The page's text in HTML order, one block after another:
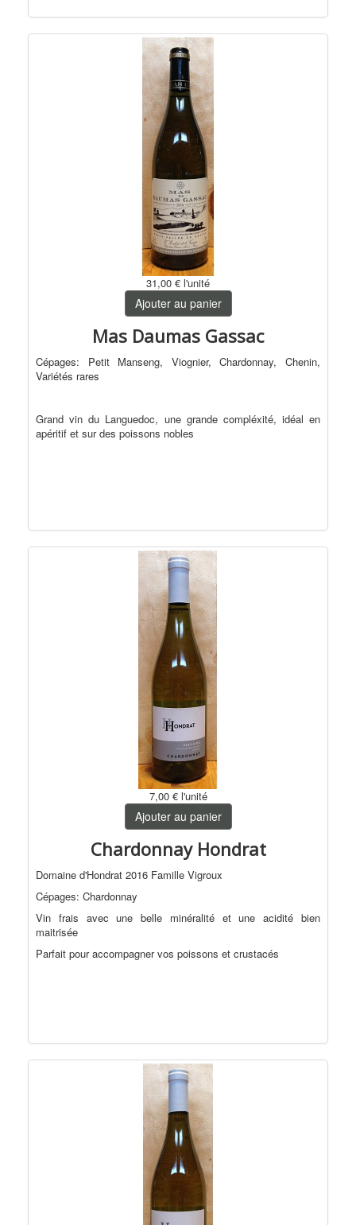
31,00 € l'unité
Ajouter au panier
Mas Daumas Gassac
Cépages: Petit Manseng, Viognier, Chardonnay, Chenin,
Variétés rares
Grand vin du Languedoc, une grande compléxité, idéal en
apéritif et sur des poissons nobles
7,00 € l'unité
Ajouter au panier
Chardonnay Hondrat
Domaine d'Hondrat 2016 Famille Vigroux
Cépages: Chardonnay
Vin frais avec une belle minéralité et une acidité bien
maitrisée
Parfait pour accompagner vos poissons et crustacés